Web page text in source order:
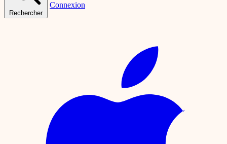
Rechercher
Connexion